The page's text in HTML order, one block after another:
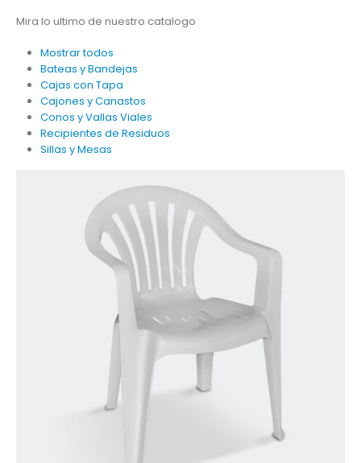
Mira lo ultimo de nuestro catalogo
Mostrar todos
Bateas y Bandejas
Cajas con Tapa
Cajones y Canastos
Conos y Vallas Viales
Recipientes de Residuos
Sillas y Mesas